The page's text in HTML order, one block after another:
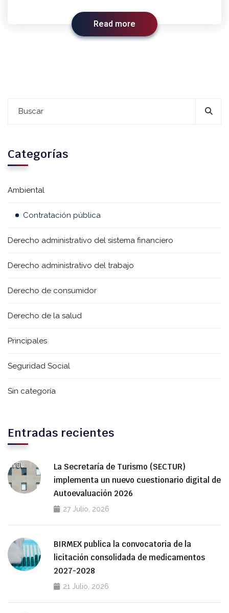
Read more
Categorías
Ambiental
Contratación pública
Derecho administrativo del sistema financiero
Derecho administrativo del trabajo
Derecho de consumidor
Derecho de la salud
Principales
Seguridad Social
Sin categoría
Entradas recientes
La Secretaría de Turismo (SECTUR)
implementa un nuevo cuestionario digital de
Autoevaluación 2026
27 Julio, 2026
BIRMEX publica la convocatoria de la
licitación consolidada de medicamentos
2027-2028
21 Julio, 2026